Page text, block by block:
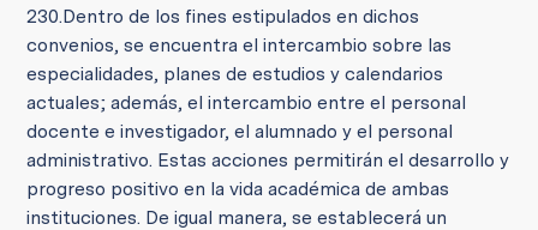
230.Dentro de los fines estipulados en dichos
convenios, se encuentra el intercambio sobre las
especialidades, planes de estudios y calendarios
actuales; además, el intercambio entre el personal
docente e investigador, el alumnado y el personal
administrativo. Estas acciones permitirán el desarrollo y
progreso positivo en la vida académica de ambas
instituciones. De igual manera, se establecerá un